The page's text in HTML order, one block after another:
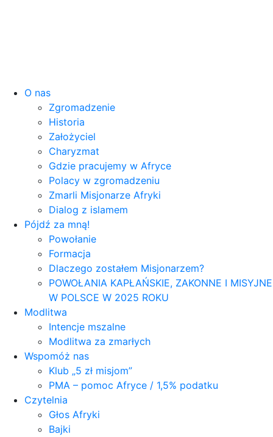
O nas
Zgromadzenie
Historia
Założyciel
Charyzmat
Gdzie pracujemy w Afryce
Polacy w zgromadzeniu
Zmarli Misjonarze Afryki
Dialog z islamem
Pójdź za mną!
Powołanie
Formacja
Dlaczego zostałem Misjonarzem?
POWOŁANIA KAPŁAŃSKIE, ZAKONNE I MISYJNE
W POLSCE W 2025 ROKU
Modlitwa
Intencje mszalne
Modlitwa za zmarłych
Wspomóż nas
Klub „5 zł misjom”
PMA – pomoc Afryce / 1,5% podatku
Czytelnia
Głos Afryki
Bajki